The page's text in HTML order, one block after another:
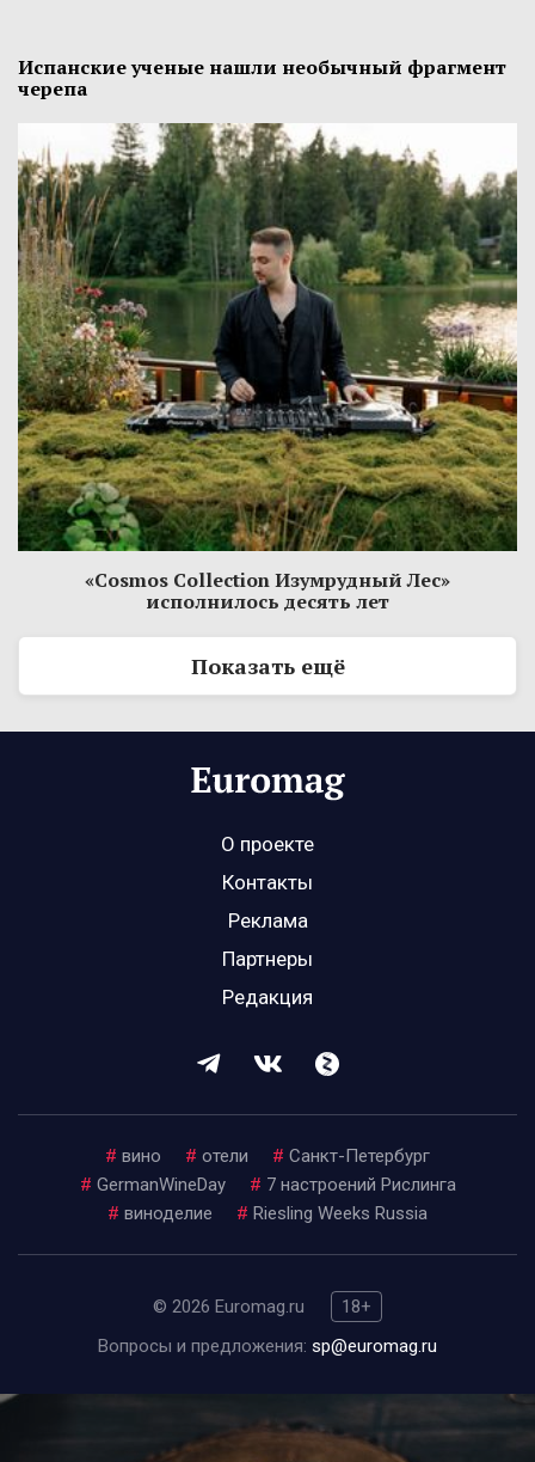
Испанские ученые нашли необычный фрагмент
черепа
«Cosmos Collection Изумрудный Лес»
исполнилось десять лет
Показать ещё
О проекте
Контакты
Реклама
Партнеры
Редакция
# вино # отели # Санкт-Петербург
# GermanWineDay # 7 настроений Рислинга
# виноделие # Riesling Weeks Russia
© 2026 Euromag.ru
18+
Вопросы и предложения: sp@euromag.ru